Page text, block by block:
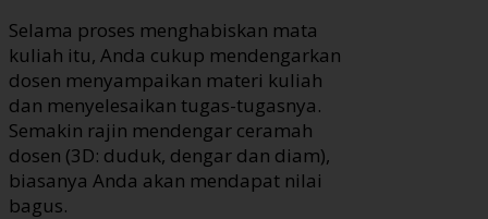
Selama proses menghabiskan mata
kuliah itu, Anda cukup mendengarkan
dosen menyampaikan materi kuliah
dan menyelesaikan tugas-tugasnya.
Semakin rajin mendengar ceramah
dosen (3D: duduk, dengar dan diam),
biasanya Anda akan mendapat nilai
bagus.